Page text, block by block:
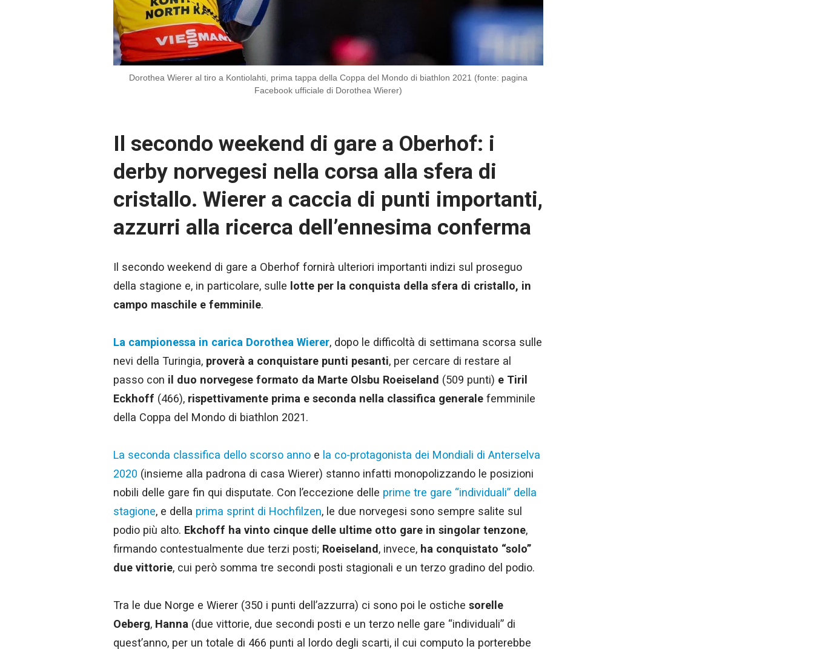
Dorothea Wierer al tiro a Kontiolahti, prima tappa della Coppa del Mondo di biathlon 2021 (fonte: pagina
Facebook ufficiale di Dorothea Wierer)
Il secondo weekend di gare a Oberhof: i
derby norvegesi nella corsa alla sfera di
cristallo. Wierer a caccia di punti importanti,
azzurri alla ricerca dell’ennesima conferma
Il secondo weekend di gare a Oberhof fornirà ulteriori importanti indizi sul proseguo
della stagione e, in particolare, sulle lotte per la conquista della sfera di cristallo, in
campo maschile e femminile.
La campionessa in carica Dorothea Wierer, dopo le difficoltà di settimana scorsa sulle
nevi della Turingia, proverà a conquistare punti pesanti, per cercare di restare al
passo con il duo norvegese formato da Marte Olsbu Roeiseland (509 punti) e Tiril
Eckhoff (466), rispettivamente prima e seconda nella classifica generale femminile
della Coppa del Mondo di biathlon 2021.
La seconda classifica dello scorso anno e la co-protagonista dei Mondiali di Anterselva
2020 (insieme alla padrona di casa Wierer) stanno infatti monopolizzando le posizioni
nobili delle gare fin qui disputate. Con l’eccezione delle prime tre gare “individuali” della
stagione, e della prima sprint di Hochfilzen, le due norvegesi sono sempre salite sul
podio più alto. Ekchoff ha vinto cinque delle ultime otto gare in singolar tenzone,
firmando contestualmente due terzi posti; Roeiseland , invece, ha conquistato “solo”
due vittorie, cui però somma tre secondi posti stagionali e un terzo gradino del podio.
Tra le due Norge e Wierer (350 i punti dell’azzurra) ci sono poi le ostiche sorelle
Oeberg, Hanna (due vittorie, due secondi posti e un terzo nelle gare “individuali” di
quest’anno, per un totale di 466 punti al lordo degli scarti, il cui computo la porterebbe